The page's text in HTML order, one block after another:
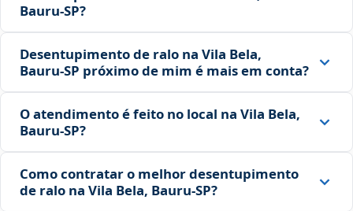
Bauru‑SP?
Desentupimento de ralo na Vila Bela,
Bauru‑SP próximo de mim é mais em conta?
O atendimento é feito no local na Vila Bela,
Bauru‑SP?
Como contratar o melhor desentupimento
de ralo na Vila Bela, Bauru‑SP?